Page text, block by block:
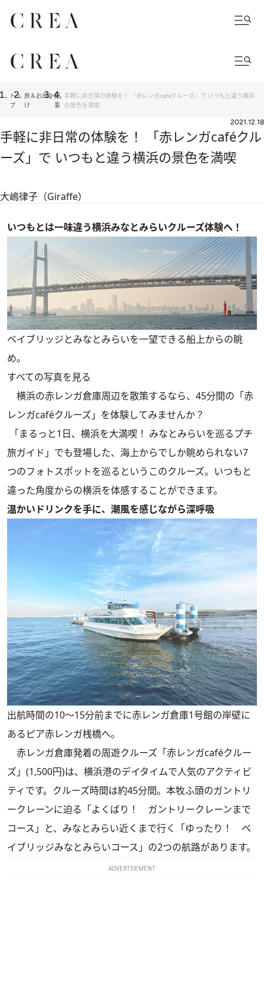
トッ
プ
旅＆お出か
け
記
事
手軽に非日常の体験を！ 「赤レンガcaféクルーズ」で いつもと違う横浜
の景色を満喫
2021.12.18
手軽に非日常の体験を！ 「赤レンガcaféクル
ーズ」で いつもと違う横浜の景色を満喫
大嶋律子（Giraffe）
いつもとは一味違う横浜みなとみらいクルーズ体験へ！
ベイブリッジとみなとみらいを一望できる船上からの眺
め。
すべての写真を見る
横浜の赤レンガ倉庫周辺を散策するなら、45分間の「赤
レンガcaféクルーズ」を体験してみませんか？
「まるっと1日、横浜を大満喫！ みなとみらいを巡るプチ
旅ガイド」 でも登場した、海上からでしか眺められない7
つのフォトスポットを巡るというこのクルーズ。いつもと
違った角度からの横浜を体感することができます。
温かいドリンクを手に、潮風を感じながら深呼吸
出航時間の10〜15分前までに赤レンガ倉庫1号館の岸壁に
あるピア赤レンガ桟橋へ。
赤レンガ倉庫発着の周遊クルーズ「赤レンガcaféクルー
ズ」(1,500円)は、横浜港のデイタイムで人気のアクティビ
ティです。クルーズ時間は約45分間。本牧ふ頭のガントリ
ークレーンに迫る「よくばり！ ガントリークレーンまで
コース」と、みなとみらい近くまで行く「ゆったり！ ベ
イブリッジみなとみらいコース」の2つの航路があります。
ADVERTISEMENT